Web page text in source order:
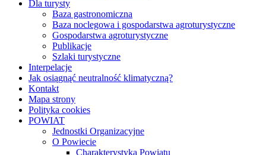
Dla turysty
Baza gastronomiczna
Baza noclegowa i gospodarstwa agroturystyczne
Gospodarstwa agroturystyczne
Publikacje
Szlaki turystyczne
Interpelacje
Jak osiągnąć neutralność klimatyczną?
Kontakt
Mapa strony
Polityka cookies
POWIAT
Jednostki Organizacyjne
O Powiecie
Charakterystyka Powiatu